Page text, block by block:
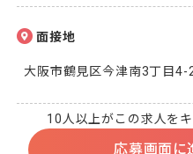
面接地
大阪市鶴見区今津南3丁目4-
10人以上がこの求人を
応募画面に